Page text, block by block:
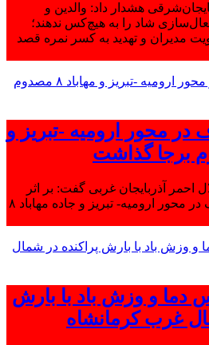
هشدار داد: والدین و
شاد را به هیچ‌کس ندهند؛
مدیران و تهدید به کسر نمره قصد
در محور ارومیه -تبریز و
احمر آذربایجان غربی گفت: بر اثر
بروز دو سانحه تصادف در محور ارومیه- تبریز و جاده مهاباد ۸
و وزش باد با بارش
غرب کرمانشاه